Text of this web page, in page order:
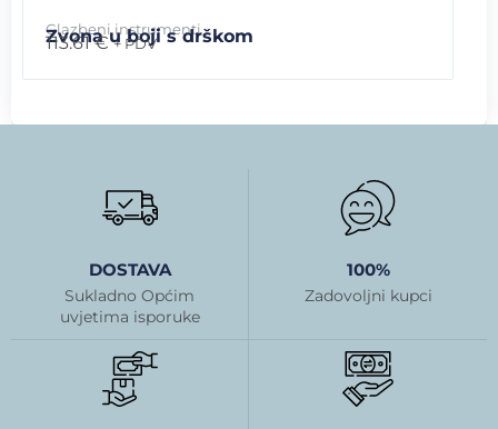
Glazbeni instrumenti
Zvona u boji s drškom
113.61€ + PDV
DOSTAVA
Sukladno Općim
uvjetima isporuke
100%
Zadovoljni kupci